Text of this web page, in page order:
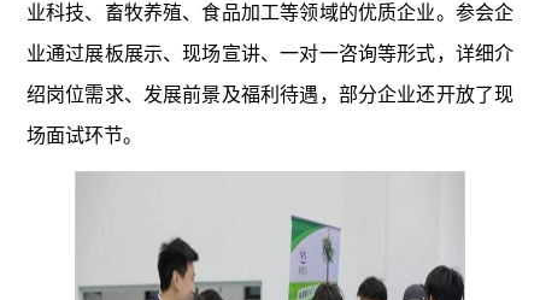
业科技、畜牧养殖、食品加工等领域的优质企业。参会企
业通过展板展示、现场宣讲、一对一咨询等形式，详细介
绍岗位需求、发展前景及福利待遇，部分企业还开放了现
场面试环节。